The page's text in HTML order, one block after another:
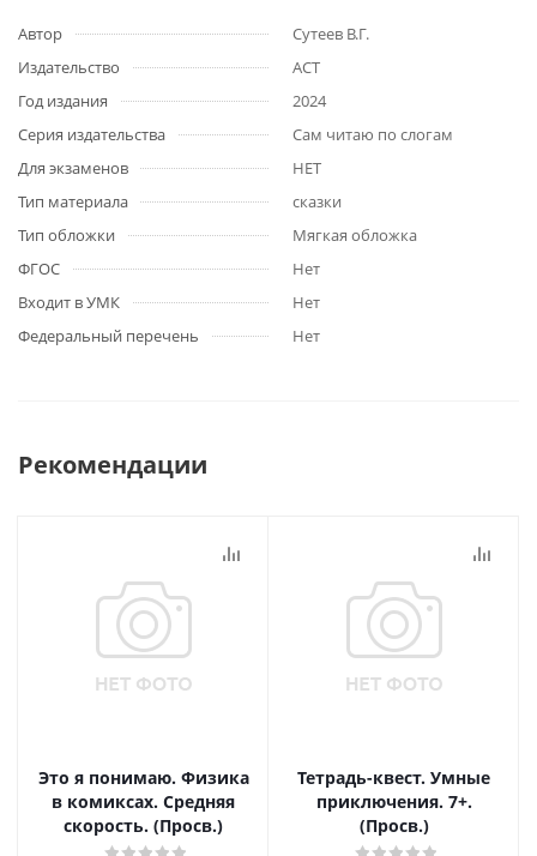
Автор
Сутеев В.Г.
Издательство
АСТ
Год издания
2024
Серия издательства
Сам читаю по слогам
Для экзаменов
НЕТ
Тип материала
сказки
Тип обложки
Мягкая обложка
ФГОС
Нет
Входит в УМК
Нет
Федеральный перечень
Нет
Рекомендации
Это я понимаю. Физика
в комиксах. Средняя
скорость. (Просв.)
Тетрадь-квест. Умные
приключения. 7+.
(Просв.)